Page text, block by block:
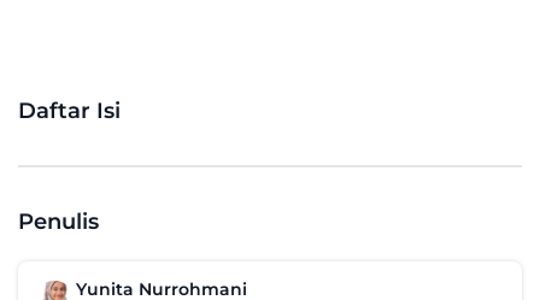
Daftar Isi
Penulis
Yunita Nurrohmani